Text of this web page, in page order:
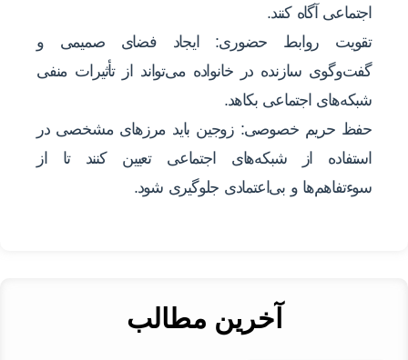
اجتماعی آگاه کنند.
تقویت روابط حضوری: ایجاد فضای صمیمی و
گفت‌وگوی سازنده در خانواده می‌تواند از تأثیرات منفی
شبکه‌های اجتماعی بکاهد.
حفظ حریم خصوصی: زوجین باید مرزهای مشخصی در
استفاده از شبکه‌های اجتماعی تعیین کنند تا از
سوءتفاهم‌ها و بی‌اعتمادی جلوگیری شود.
آخرین مطالب